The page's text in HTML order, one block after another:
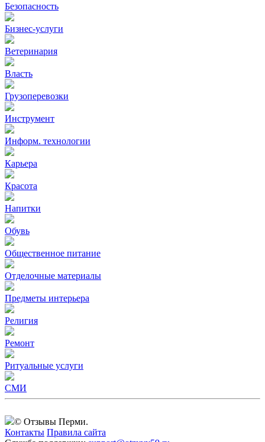
Безопасность
Бизнес-услуги
Ветеринария
Власть
Грузоперевозки
Инструмент
Информ. технологии
Карьера
Красота
Напитки
Обувь
Общественное питание
Отделочные материалы
Предметы интерьера
Религия
Ремонт
Ритуальные услуги
СМИ
© Отзывы Перми.
Контакты Правила сайта